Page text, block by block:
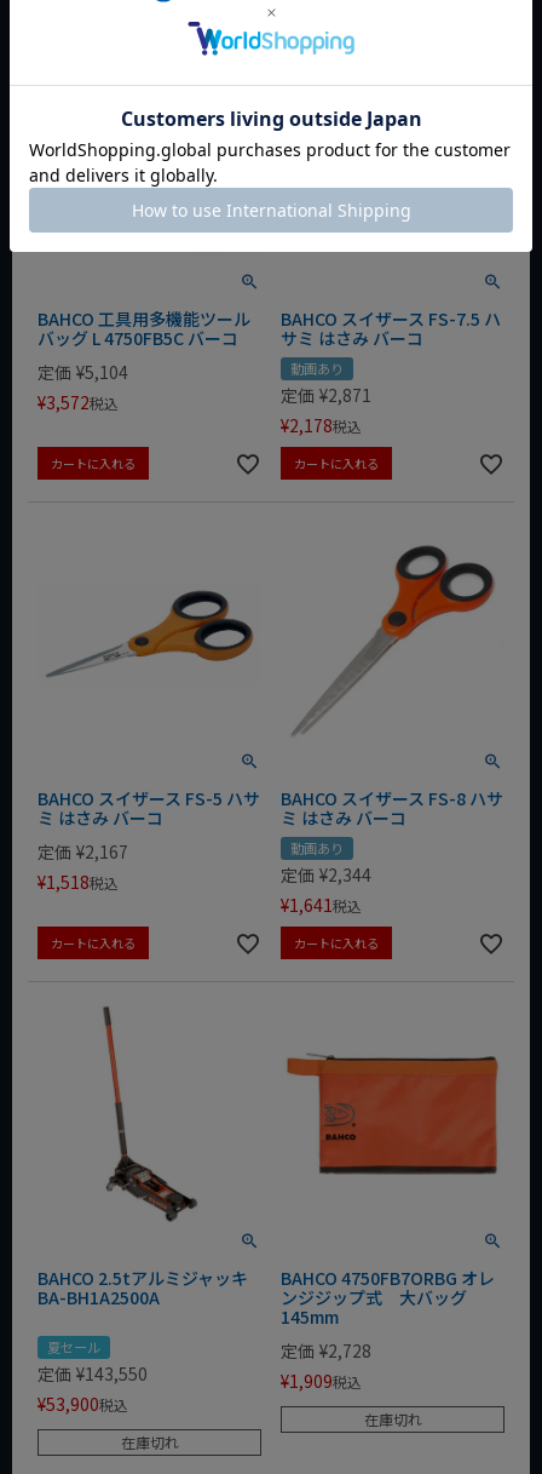
BAHCO 工具用多機能ツール
バッグ L 4750FB5C バーコ
定価 ¥5,104
¥3,572税込
カートに入れる
BAHCO スイザース FS-7.5 ハ
サミ はさみ バーコ
動画あり
定価 ¥2,871
¥2,178税込
カートに入れる
BAHCO スイザース FS-5 ハサ
ミ はさみ バーコ
定価 ¥2,167
¥1,518税込
カートに入れる
BAHCO スイザース FS-8 ハサ
ミ はさみ バーコ
動画あり
定価 ¥2,344
¥1,641税込
カートに入れる
BAHCO 2.5tアルミジャッキ
BA-BH1A2500A
夏セール
定価 ¥143,550
¥53,900税込
在庫切れ
BAHCO 4750FB7ORBG オレ
ンジジップ式 大バッグ
145mm
定価 ¥2,728
¥1,909税込
在庫切れ